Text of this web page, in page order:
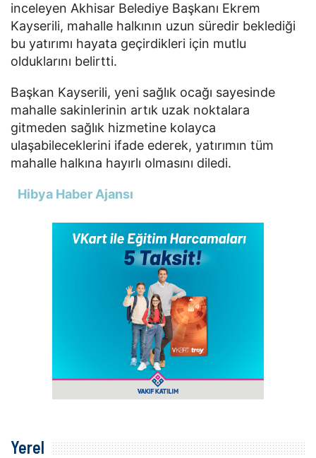
inceleyen Akhisar Belediye Başkanı Ekrem
Kayserili, mahalle halkının uzun süredir beklediği
bu yatırımı hayata geçirdikleri için mutlu
olduklarını belirtti.
Başkan Kayserili, yeni sağlık ocağı sayesinde
mahalle sakinlerinin artık uzak noktalara
gitmeden sağlık hizmetine kolayca
ulaşabileceklerini ifade ederek, yatırımın tüm
mahalle halkına hayırlı olmasını diledi.
Hibya Haber Ajansı
Yerel